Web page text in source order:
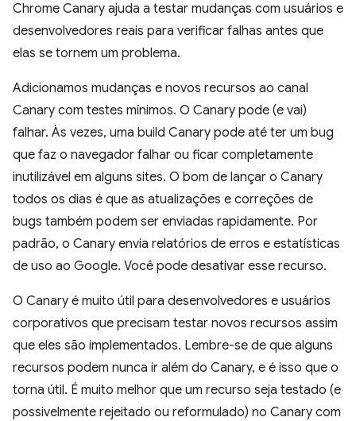
Chrome Canary ajuda a testar mudanças com usuários e
desenvolvedores reais para verificar falhas antes que
elas se tornem um problema.
Adicionamos mudanças e novos recursos ao canal
Canary com testes mínimos. O Canary pode (e vai)
falhar. Às vezes, uma build Canary pode até ter um bug
que faz o navegador falhar ou ficar completamente
inutilizável em alguns sites. O bom de lançar o Canary
todos os dias é que as atualizações e correções de
bugs também podem ser enviadas rapidamente. Por
padrão, o Canary envia relatórios de erros e estatísticas
de uso ao Google. Você pode desativar esse recurso.
O Canary é muito útil para desenvolvedores e usuários
corporativos que precisam testar novos recursos assim
que eles são implementados. Lembre-se de que alguns
recursos podem nunca ir além do Canary, e é isso que o
torna útil. É muito melhor que um recurso seja testado (e
possivelmente rejeitado ou reformulado) no Canary com